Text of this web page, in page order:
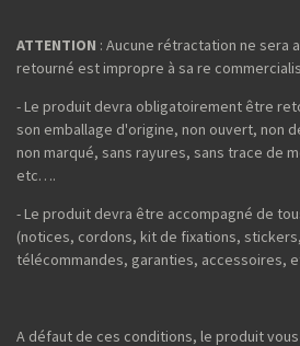
ATTENTION : Aucune rétractation ne sera
retourné est impropre à sa re
- Le produit devra obligatoirement être
son emballage d'origine, non ouvert, non
non marqué, sans rayures, sans trace de
etc….
- Le produit devra être accompagné de
(notices, cordons, kit de fixations,
télécommandes, garanties, accessoires,
A défaut de ces conditions, le produit